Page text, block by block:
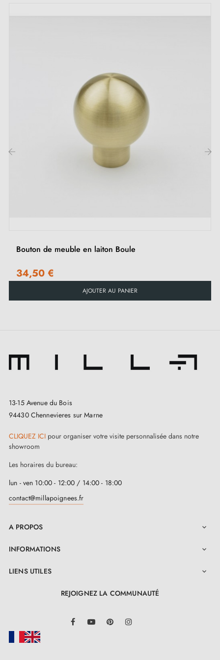
vieil argent, ce bouton s'adapte aussi
bien aux styles classiques que modernes. Sa teinte
subtile met en valeur vos meubles tout en créant une
belle harmonie. Idéal pour de petits tiroirs, des
armoires de salle de bain, du salon, des chambres à
Bouton de meuble en laiton Boule
34,50 €
AJOUTER AU PANIER
13-15 Avenue du Bois
94430 Chennevieres sur Marne
CLIQUEZ ICI pour organiser votre visite personnalisée dans notre
showroom
Les horaires du bureau:
lun - ven 10:00 - 12:00 / 14:00 - 18:00
contact@millapoignees.fr
A PROPOS 
INFORMATIONS 
LIENS UTILES 
REJOIGNEZ LA COMMUNAUTÉ
FacebookYouTube Pinterest